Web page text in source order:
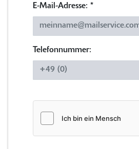
E-Mail-Adresse: *
Telefonnummer: